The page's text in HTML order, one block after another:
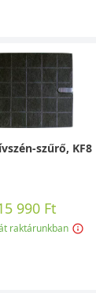
szűrő, KF8
990 Ft
raktárunkban